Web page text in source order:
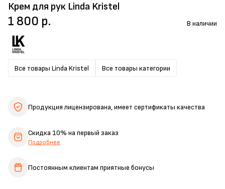
Крем для рук Linda Kristel
Все товары Linda Kristel Все товары категории
1 800 р. В наличии
Продукция лицензирована,имеет сертификаты качества
Скидка 10% на первый заказ
Подробнее
Постоянным клиентам приятные бонусы